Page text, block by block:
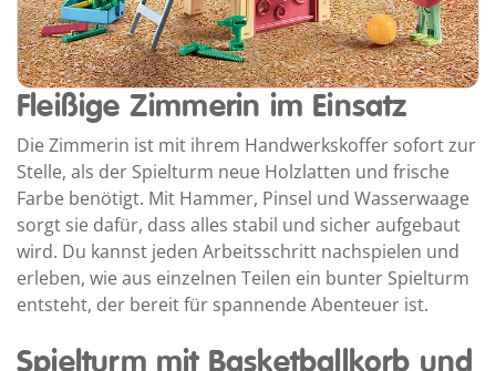
Fleißige Zimmerin im Einsatz
Die Zimmerin ist mit ihrem Handwerkskoffer sofort zur
Stelle, als der Spielturm neue Holzlatten und frische
Farbe benötigt. Mit Hammer, Pinsel und Wasserwaage
sorgt sie dafür, dass alles stabil und sicher aufgebaut
wird. Du kannst jeden Arbeitsschritt nachspielen und
erleben, wie aus einzelnen Teilen ein bunter Spielturm
entsteht, der bereit für spannende Abenteuer ist.
Spielturm mit Basketballkorb und